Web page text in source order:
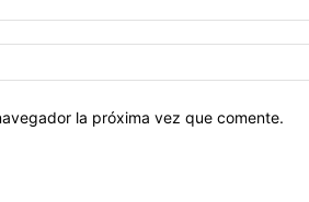
la próxima vez que comente.